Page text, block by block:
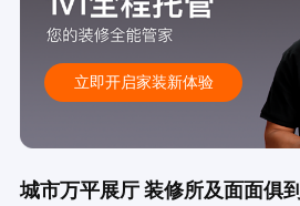
立即开启家装新体验
城市万平展厅 装修所及面面俱到